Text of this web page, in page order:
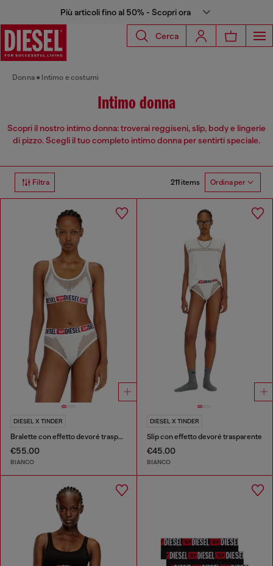
Più articoli fino al 50% - Scopri ora
Cerca
Donna Intimo e costumi
Intimo donna
Scopri il nostro intimo donna: troverai reggiseni, slip, body e lingerie
di pizzo. Scegli il tuo completo intimo donna per sentirti speciale.
Filtra 211 items Ordina per
DIESEL X TINDER
Bralette con effetto devoré trasparente
€55.00
BIANCO
DIESEL X TINDER
Slip con effetto devoré trasparente
€45.00
BIANCO